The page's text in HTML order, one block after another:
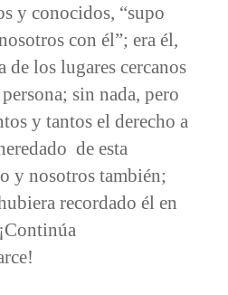
y conocidos, “supo
con él”; era él,
de los lugares cercanos
sin nada, pero
y tantos el derecho a
de esta
y nosotros también;
recordado él en